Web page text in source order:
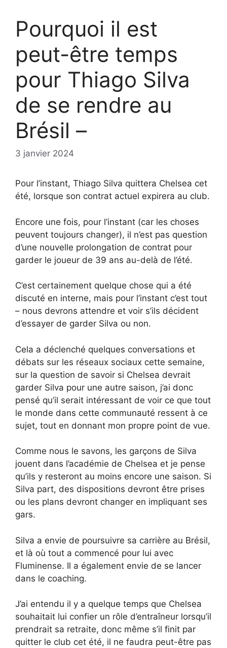
Pourquoi il est
peut-être temps
pour Thiago Silva
de se rendre au
Brésil –
3 janvier 2024
Pour l’instant, Thiago Silva quittera Chelsea cet
été, lorsque son contrat actuel expirera au club.
Encore une fois, pour l’instant (car les choses
peuvent toujours changer), il n’est pas question
d’une nouvelle prolongation de contrat pour
garder le joueur de 39 ans au-delà de l’été.
C’est certainement quelque chose qui a été
discuté en interne, mais pour l’instant c’est tout
– nous devrons attendre et voir s’ils décident
d’essayer de garder Silva ou non.
Cela a déclenché quelques conversations et
débats sur les réseaux sociaux cette semaine,
sur la question de savoir si Chelsea devrait
garder Silva pour une autre saison, j’ai donc
pensé qu’il serait intéressant de voir ce que tout
le monde dans cette communauté ressent à ce
sujet, tout en donnant mon propre point de vue.
Comme nous le savons, les garçons de Silva
jouent dans l’académie de Chelsea et je pense
qu’ils y resteront au moins encore une saison. Si
Silva part, des dispositions devront être prises
ou les plans devront changer en impliquant ses
gars.
Silva a envie de poursuivre sa carrière au Brésil,
et là où tout a commencé pour lui avec
Fluminense. Il a également envie de se lancer
dans le coaching.
J’ai entendu il y a quelque temps que Chelsea
souhaitait lui confier un rôle d’entraîneur lorsqu’il
prendrait sa retraite, donc même s’il finit par
quitter le club cet été, il ne faudra peut-être pas